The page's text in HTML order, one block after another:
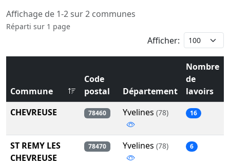
Affichage de 1-2 sur 2 communes
Réparti sur 1 page
Afficher:
Commune
Code
postal
Département
Nombre
de
lavoirs
CHEVREUSE
78460 Yvelines (78) 16
ST REMY LES
CHEVREUSE
78470 Yvelines (78) 6